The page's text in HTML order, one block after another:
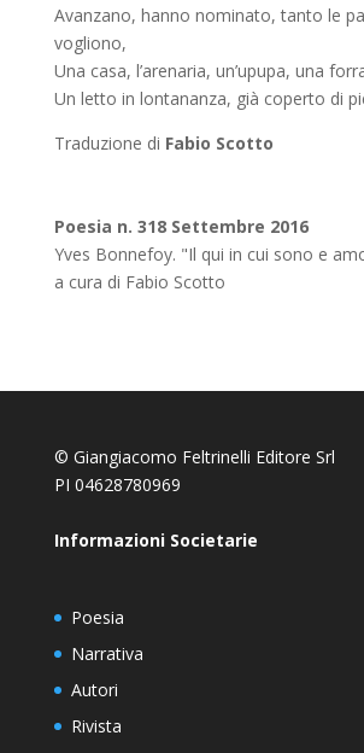
Avanzano, hanno nominato, tanto le
vogliono,
Una casa, l’arenaria, un’upupa, una
Un letto in lontananza, già coperto di
Traduzione di Fabio Scotto
Poesia n. 318 Settembre 2016
Yves Bonnefoy. "Il qui in cui sono e
a cura di Fabio Scotto
© Giangiacomo Feltrinelli Editore Srl
PI 04628780969
Informazioni Societarie
Poesia
Narrativa
Autori
Rivista